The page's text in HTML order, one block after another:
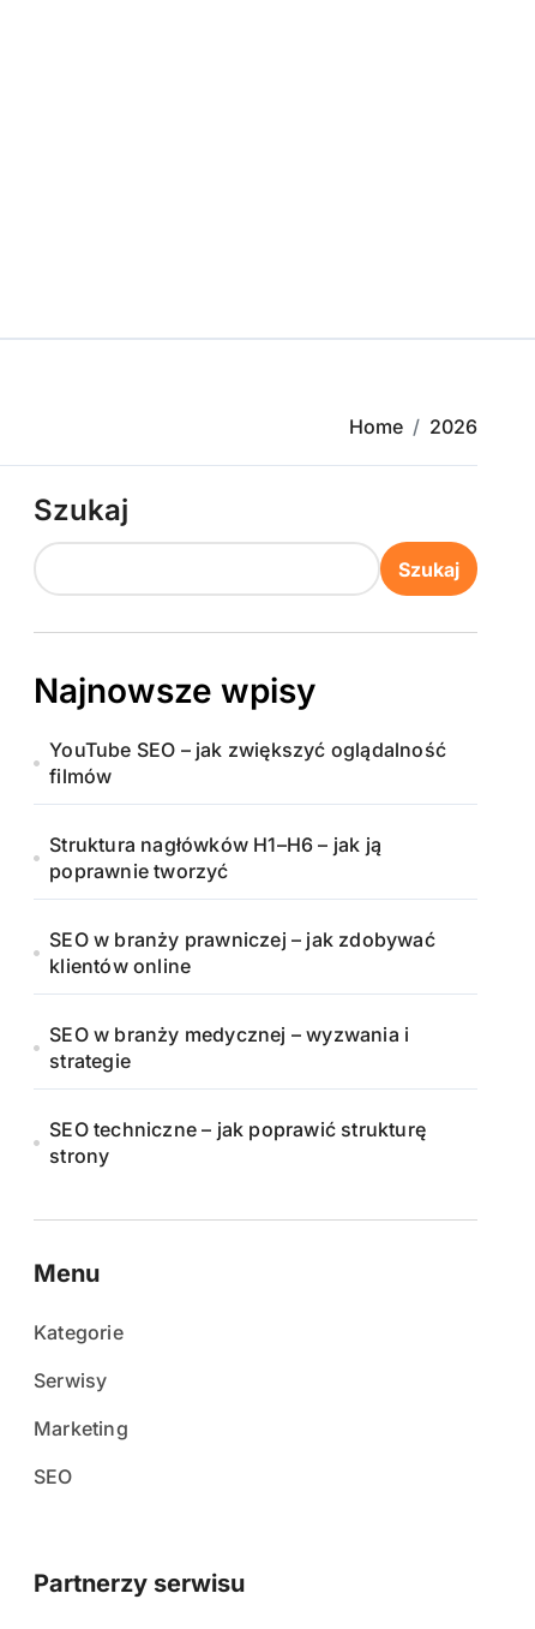
Home 2026
Szukaj
Szukaj
Najnowsze wpisy
YouTube SEO – jak zwiększyć oglądalność
filmów
Struktura nagłówków H1–H6 – jak ją
poprawnie tworzyć
SEO w branży prawniczej – jak zdobywać
klientów online
SEO w branży medycznej – wyzwania i
strategie
SEO techniczne – jak poprawić strukturę
strony
Menu
Kategorie
Serwisy
Marketing
SEO
Partnerzy serwisu